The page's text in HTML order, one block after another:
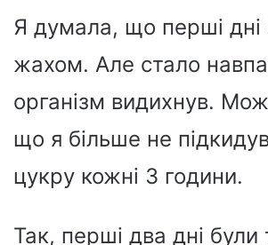
Я думала, що перші дні
жахом. Але стало
організм видихнув.
що я більше не
цукру кожні 3 години.
Так, перші два дні були